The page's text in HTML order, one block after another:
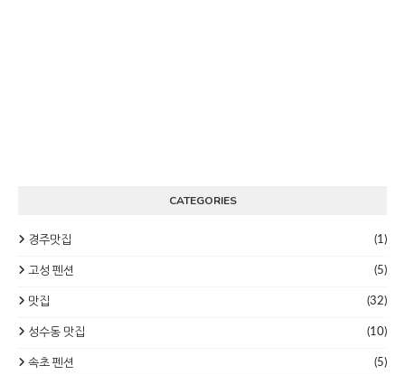
CATEGORIES
경주맛집 (1)
고성 펜션 (5)
맛집 (32)
성수동 맛집 (10)
속초 펜션 (5)